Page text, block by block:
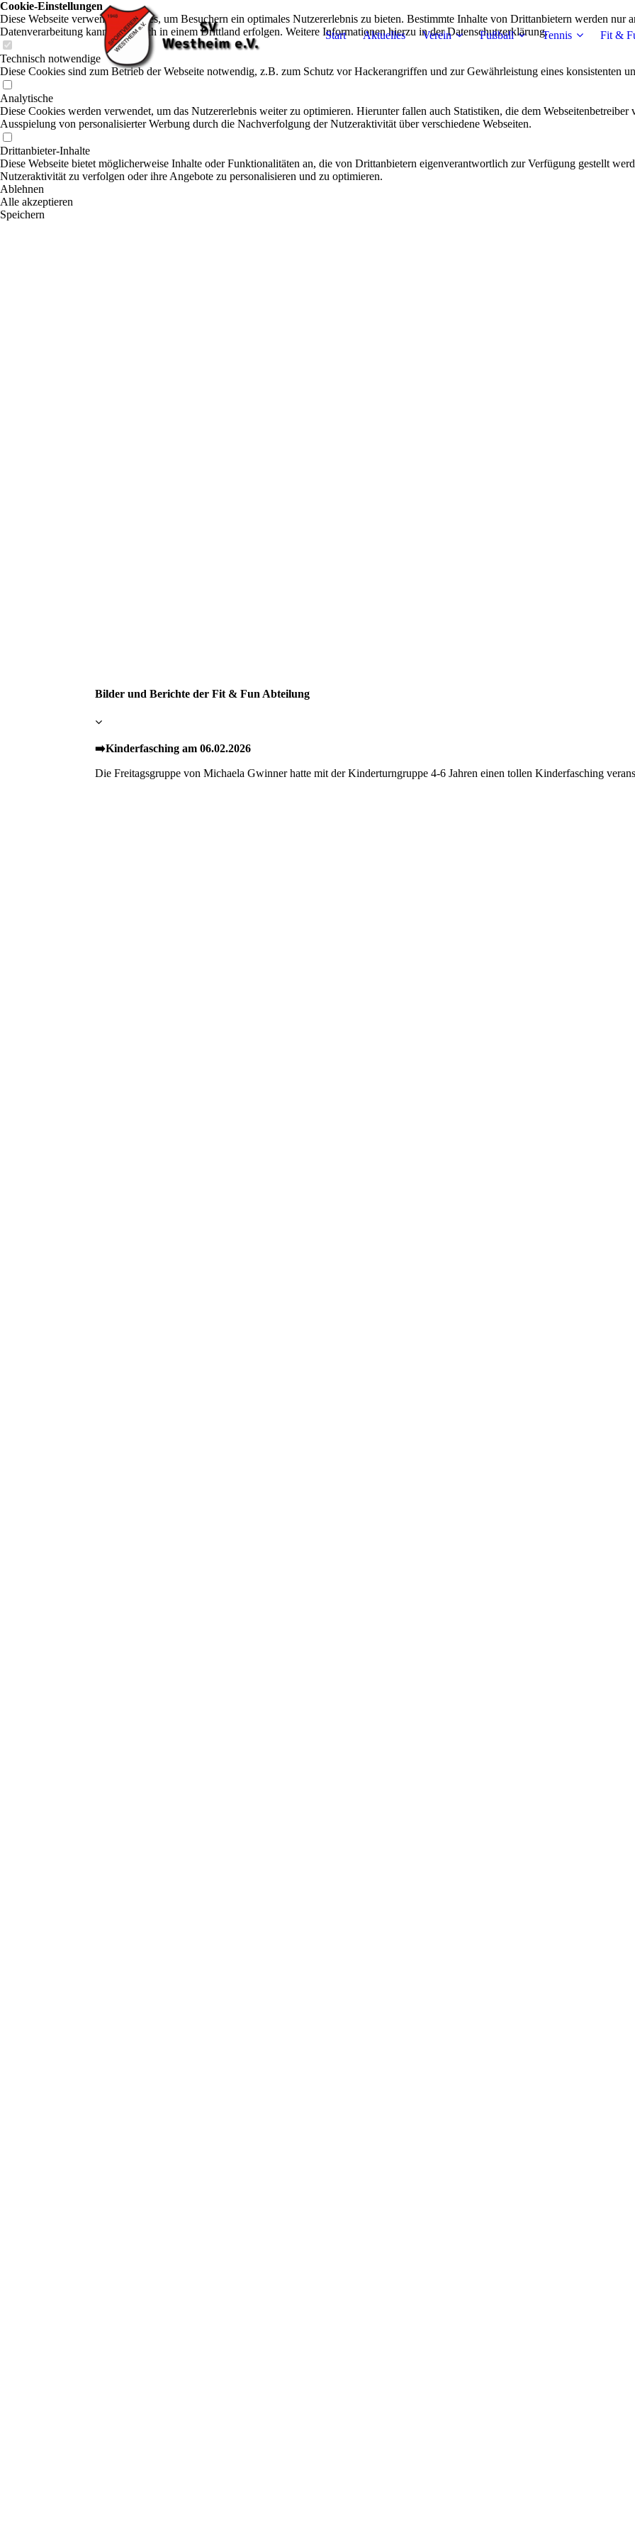
Start Aktuelles Verein Fußball Tennis Fit &
Bilder und Berichte der Fit & Fun Abteilung
➡️Kinderfasching am 06.02.2026
Die Freitagsgruppe von Michaela Gwinner hatte mit der Kinderturngruppe 4-6 Jahren einen tollen Kinderfasching
Cookie-Einstellungen
Diese Webseite verwendet Cookies, um Besuchern ein optimales Nutzererlebnis zu bieten. Bestimmte Inhalte von Drittanbietern werden nur
Datenverarbeitung kann dann auch in einem Drittland erfolgen. Weitere Informationen hierzu in der Datenschutzerklärung.
Technisch notwendige
Diese Cookies sind zum Betrieb der Webseite notwendig, z.B. zum Schutz vor Hackerangriffen und zur Gewährleistung eines konsistenten
Analytische
Diese Cookies werden verwendet, um das Nutzererlebnis weiter zu optimieren. Hierunter fallen auch Statistiken, die dem
Ausspielung von personalisierter Werbung durch die Nachverfolgung der Nutzeraktivität über verschiedene Webseiten.
Drittanbieter-Inhalte
Diese Webseite bietet möglicherweise Inhalte oder Funktionalitäten an, die von Drittanbietern eigenverantwortlich zur Verfügung gestellt
Nutzeraktivität zu verfolgen oder ihre Angebote zu personalisieren und zu optimieren.
Ablehnen
Alle akzeptieren
Speichern